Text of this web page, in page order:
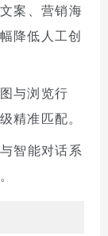
案、营销海
降低人工创
与浏览行
精准匹配。
智能对话系